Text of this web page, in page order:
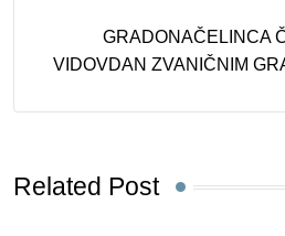
GRADONAČELINCA
VIDOVDAN ZVANIČNIM
Related Post